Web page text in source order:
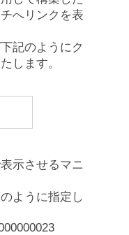
へリンクを表
記のようにク
します。
示させるマニ
ように指定し